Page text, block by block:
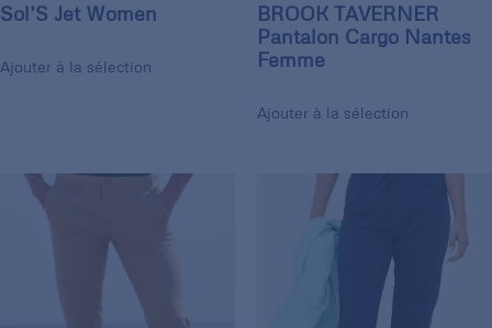
Sol’S Jet Women
Ajouter à la sélection
BROOK TAVERNER
Pantalon Cargo Nantes
Femme
Ajouter à la sélection